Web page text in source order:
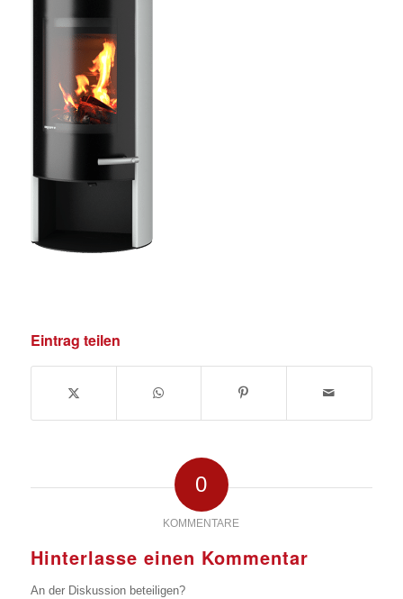
Eintrag teilen
0
KOMMENTARE
Hinterlasse einen Kommentar
An der Diskussion beteiligen?